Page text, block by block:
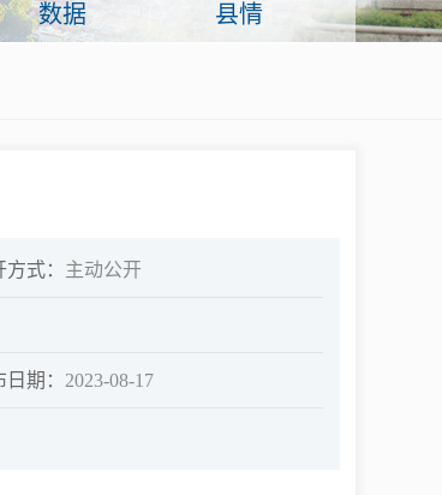
数据 县情
方式： 主动公开
日期： 2023-08-17